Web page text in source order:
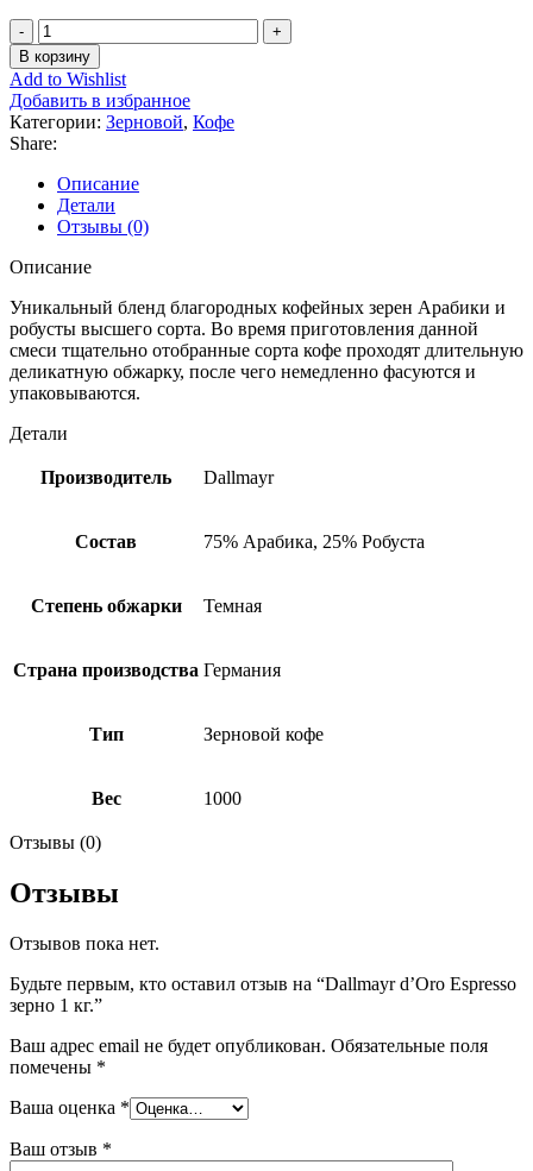
Количество
товара
Dallmayr
d'Oro
Espresso
зерно
1
кг.
В корзину
Add to Wishlist
Добавить в избранное
Категории: Зерновой, Кофе
Share:
Описание
Детали
Отзывы (0)
Описание
Уникальный бленд благородных кофейных зерен Арабики и
робусты высшего сорта. Во время приготовления данной
смеси тщательно отобранные сорта кофе проходят длительную
деликатную обжарку, после чего немедленно фасуются и
упаковываются.
Детали
Производитель Dallmayr
Состав 75% Арабика, 25% Робуста
Степень обжарки Темная
Страна производства Германия
Тип Зерновой кофе
Вес 1000
Отзывы (0)
Отзывы
Отзывов пока нет.
Будьте первым, кто оставил отзыв на “Dallmayr d’Oro Espresso
зерно 1 кг.”
Ваш адрес email не будет опубликован. Обязательные поля
помечены *
Ваша оценка *
Ваш отзыв *